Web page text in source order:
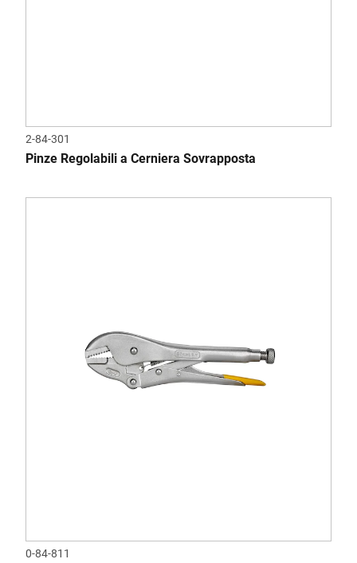
2-84-301
Pinze Regolabili a Cerniera Sovrapposta
0-84-811